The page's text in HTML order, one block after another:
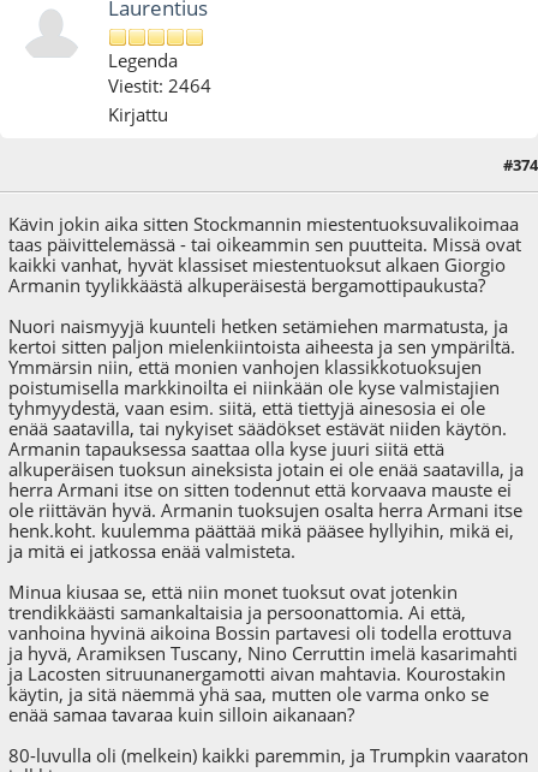
Laurentius
Legenda
Viestit: 2464
Kirjattu
#374
Kävin jokin aika sitten Stockmannin miestentuoksuvalikoimaa
taas päivittelemässä - tai oikeammin sen puutteita. Missä ovat
kaikki vanhat, hyvät klassiset miestentuoksut alkaen Giorgio
Armanin tyylikkäästä alkuperäisestä bergamottipaukusta?
Nuori naismyyjä kuunteli hetken setämiehen marmatusta, ja
kertoi sitten paljon mielenkiintoista aiheesta ja sen ympäriltä.
Ymmärsin niin, että monien vanhojen klassikkotuoksujen
poistumisella markkinoilta ei niinkään ole kyse valmistajien
tyhmyydestä, vaan esim. siitä, että tiettyjä ainesosia ei ole
enää saatavilla, tai nykyiset säädökset estävät niiden käytön.
Armanin tapauksessa saattaa olla kyse juuri siitä että
alkuperäisen tuoksun aineksista jotain ei ole enää saatavilla, ja
herra Armani itse on sitten todennut että korvaava mauste ei
ole riittävän hyvä. Armanin tuoksujen osalta herra Armani itse
henk.koht. kuulemma päättää mikä pääsee hyllyihin, mikä ei,
ja mitä ei jatkossa enää valmisteta.
Minua kiusaa se, että niin monet tuoksut ovat jotenkin
trendikkäästi samankaltaisia ja persoonattomia. Ai että,
vanhoina hyvinä aikoina Bossin partavesi oli todella erottuva
ja hyvä, Aramiksen Tuscany, Nino Cerruttin imelä kasarimahti
ja Lacosten sitruunanergamotti aivan mahtavia. Kourostakin
käytin, ja sitä näemmä yhä saa, mutten ole varma onko se
enää samaa tavaraa kuin silloin aikanaan?
80-luvulla oli (melkein) kaikki paremmin, ja Trumpkin vaaraton